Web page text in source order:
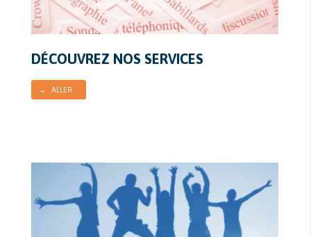
DÉCOUVREZ NOS SERVICES
→ ALLER